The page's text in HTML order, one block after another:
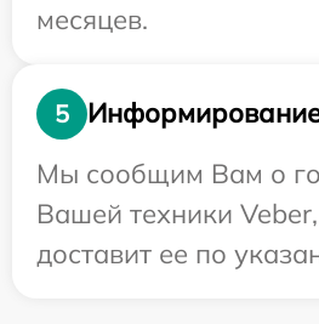
месяцев.
5
Информирование
Мы сообщим Вам о
Вашей техники
доставит ее по